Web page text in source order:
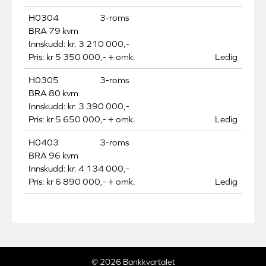
H0304
3-roms
BRA 79 kvm
Innskudd: kr. 3 210 000,-
Pris: kr 5 350 000,- + omk.
Ledig
H0305
3-roms
BRA 80 kvm
Innskudd: kr. 3 390 000,-
Pris: kr 5 650 000,- + omk.
Ledig
H0403
3-roms
BRA 96 kvm
Innskudd: kr. 4 134 000,-
Pris: kr 6 890 000,- + omk.
Ledig
© 2026 Bankkvartalet